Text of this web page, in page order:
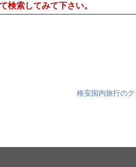
検索してみて下さい。
格安国内旅行の